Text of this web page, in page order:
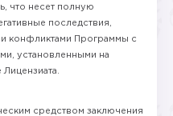
что несет полную
последствия,
конфликтами Программы с
установленными на
средством заключения